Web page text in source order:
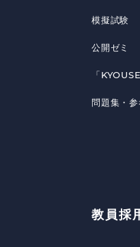
模擬試験
公開ゼミ
「
問題集・
教員採